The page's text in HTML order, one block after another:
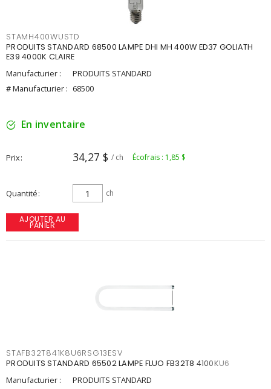
STAMH400WUSTD
PRODUITS STANDARD 68500 LAMPE DHI MH 400W ED37 GOLIATH
E39 4000K CLAIRE
Manufacturier :
PRODUITS STANDARD
# Manufacturier : 68500
En inventaire
Prix 34,27 $ / ch Écofrais : 1,85 $
Quantité ch
AJOUTER AU
PANIER
STAFB32T841K8U6RSG13ESV
PRODUITS STANDARD 65502 LAMPE FLUO FB32T8 4100KU6
Manufacturier :
PRODUITS STANDARD